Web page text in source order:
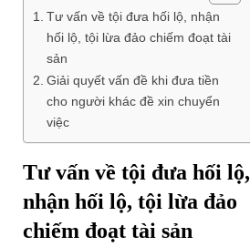
Tư vấn về tội đưa hối lộ, nhận
hối lộ, tội lừa đảo chiếm đoạt tài
sản
Giải quyết vấn đề khi đưa tiền
cho người khác đề xin chuyển
việc
Tư vấn về tội đưa hối lộ,
nhận hối lộ, tội lừa đảo
chiếm đoạt tài sản